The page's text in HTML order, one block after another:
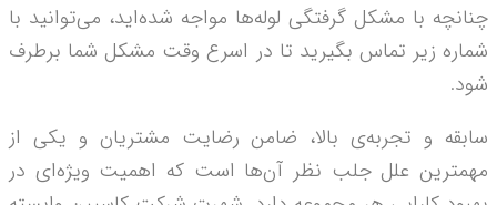
چنانچه با مشکل گرفتگی لوله‌ها مواجه شده‌اید، می‌توانید با
شماره زیر تماس بگیرید تا در اسرع وقت مشکل شما برطرف
شود.
سابقه و تجربه­‌ی بالا، ضامن رضایت مشتریان و یکی از
مهمترین علل جلب نظر آن‌ها است که اهمیت ویژه‌ای در